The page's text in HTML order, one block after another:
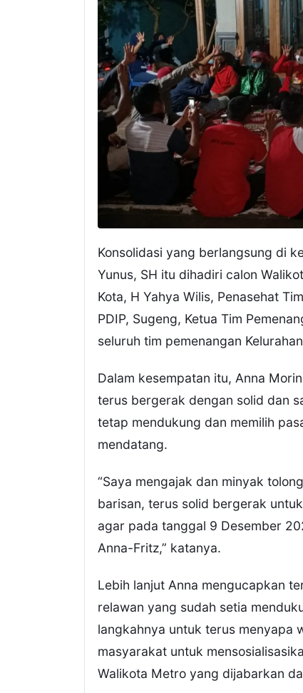
Konsolidasi yang berlangsung di
Yunus, SH itu dihadiri calon
Kota, H Yahya Wilis, Penasehat
PDIP, Sugeng, Ketua Tim
seluruh tim pemenangan
Dalam kesempatan itu, Anna
terus bergerak dengan solid dan
tetap mendukung dan memilih
mendatang.
“Saya mengajak dan minyak
barisan, terus solid bergerak
agar pada tanggal 9 Desember
Anna-Fritz,” katanya.
Lebih lanjut Anna mengucapkan
relawan yang sudah setia
langkahnya untuk terus menyapa
masyarakat untuk
Walikota Metro yang dijabarkan